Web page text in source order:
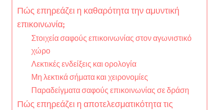
Πώς επηρεάζει η καθαρότητα την αμυντική
επικοινωνία;
Στοιχεία σαφούς επικοινωνίας στον αγωνιστικό
χώρο
Λεκτικές ενδείξεις και ορολογία
Μη λεκτικά σήματα και χειρονομίες
Παραδείγματα σαφούς επικοινωνίας σε δράση
Πώς επηρεάζει η αποτελεσματικότητα τις